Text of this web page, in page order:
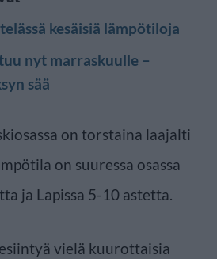
kesäisiä lämpötiloja
nyt marraskuulle –
sää
on torstaina laajalti
on suuressa osassa
ja Lapissa 5-10 astetta.
vielä kuurottaisia